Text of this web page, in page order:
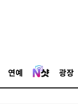
연예 광장